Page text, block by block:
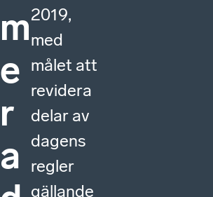
m
e
r
a
2019,
med
målet att
revidera
delar av
dagens
regler
gällande